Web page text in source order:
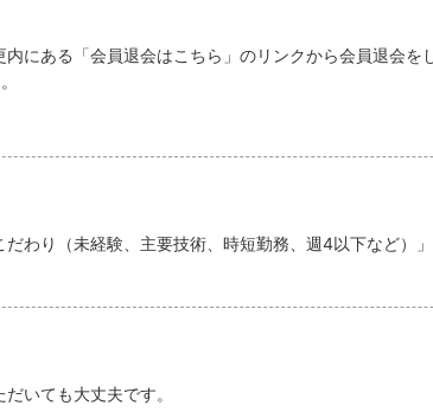
にある「会員退会はこちら」のリンクから会員退会を
だわり（未経験、主要技術、時短勤務、週4以下など）
いても大丈夫です。